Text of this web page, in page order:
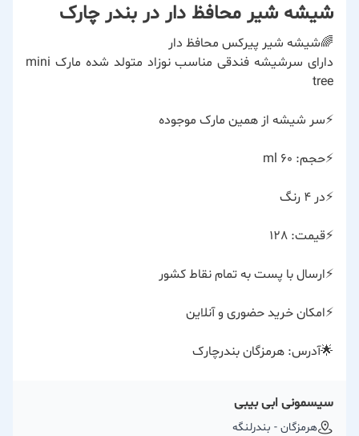
شیشه شیر محافظ دار در بندر چارک
🌈شیشه شیر پیرکس محافظ دار
دارای سرشیشه فندقی مناسب نوزاد متولد شده مارک mini
tree
⚡️سر شیشه از همین مارک موجوده
⚡️حجم: 60 ml
⚡️در ۴ رنگ
⚡️قیمت: 128
⚡️ارسال با پست به تمام نقاط کشور
⚡️امکان خرید حضوری و آنلاین
🌟آدرس: هرمزگان بندرچارک
سیسمونی ابی بیبی
هرمزگان - بندرلنگه